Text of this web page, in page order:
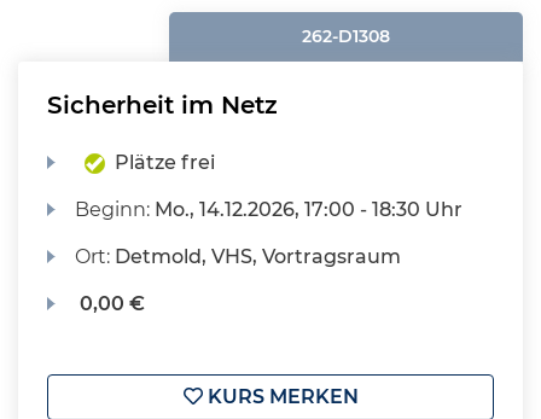
262-D1308
Sicherheit im Netz
Plätze frei
Beginn: Mo., 14.12.2026, 17:00 - 18:30 Uhr
Ort: Detmold, VHS, Vortragsraum
0,00 €
KURS MERKEN